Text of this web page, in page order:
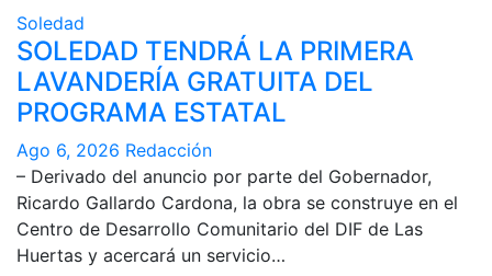
Soledad
SOLEDAD TENDRÁ LA PRIMERA
LAVANDERÍA GRATUITA DEL
PROGRAMA ESTATAL
Ago 6, 2026 Redacción
– Derivado del anuncio por parte del Gobernador,
Ricardo Gallardo Cardona, la obra se construye en el
Centro de Desarrollo Comunitario del DIF de Las
Huertas y acercará un servicio…